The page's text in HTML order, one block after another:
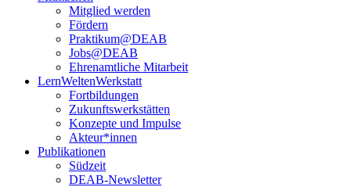
Mitglied werden
Fördern
Praktikum@DEAB
Jobs@DEAB
Ehrenamtliche Mitarbeit
LernWeltenWerkstatt
Fortbildungen
Zukunftswerkstätten
Konzepte und Impulse
Akteur*innen
Publikationen
Südzeit
DEAB-Newsletter